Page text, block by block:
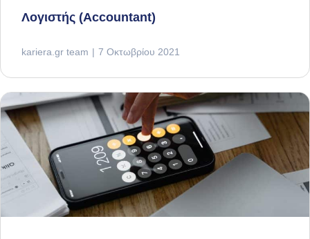
Λογιστής (Accountant)
kariera.gr team 7 Οκτωβρίου 2021